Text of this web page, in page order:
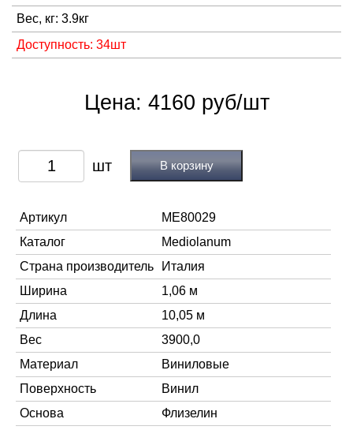
Вес, кг: 3.9кг
Доступность: 34шт
Цена: 4160 руб/шт
В корзину
Артикул
ME80029
Каталог
Mediolanum
Страна производитель
Италия
Ширина
1,06 м
Длина
10,05 м
Вес
3900,0
Материал
Виниловые
Поверхность
Винил
Основа
Флизелин